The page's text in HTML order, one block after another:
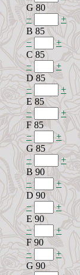
G 80
−
+
B 85
−
+
C 85
−
+
D 85
−
+
E 85
−
+
F 85
−
+
G 85
−
+
B 90
−
+
D 90
−
+
E 90
−
+
F 90
−
+
G 90